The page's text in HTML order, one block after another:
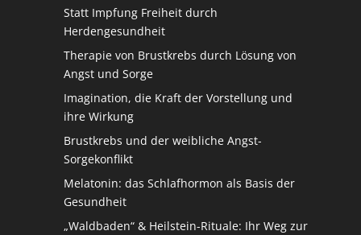
Statt Impfung Freiheit durch
Herdengesundheit
Therapie von Brustkrebs durch Lösung von
Angst und Sorge
Imagination, die Kraft der Vorstellung und
ihre Wirkung
Brustkrebs und der weibliche Angst-
Sorgekonflikt
Melatonin: das Schlafhormon als Basis der
Gesundheit
„Waldbaden“ & Heilstein-Rituale: Ihr Weg zur